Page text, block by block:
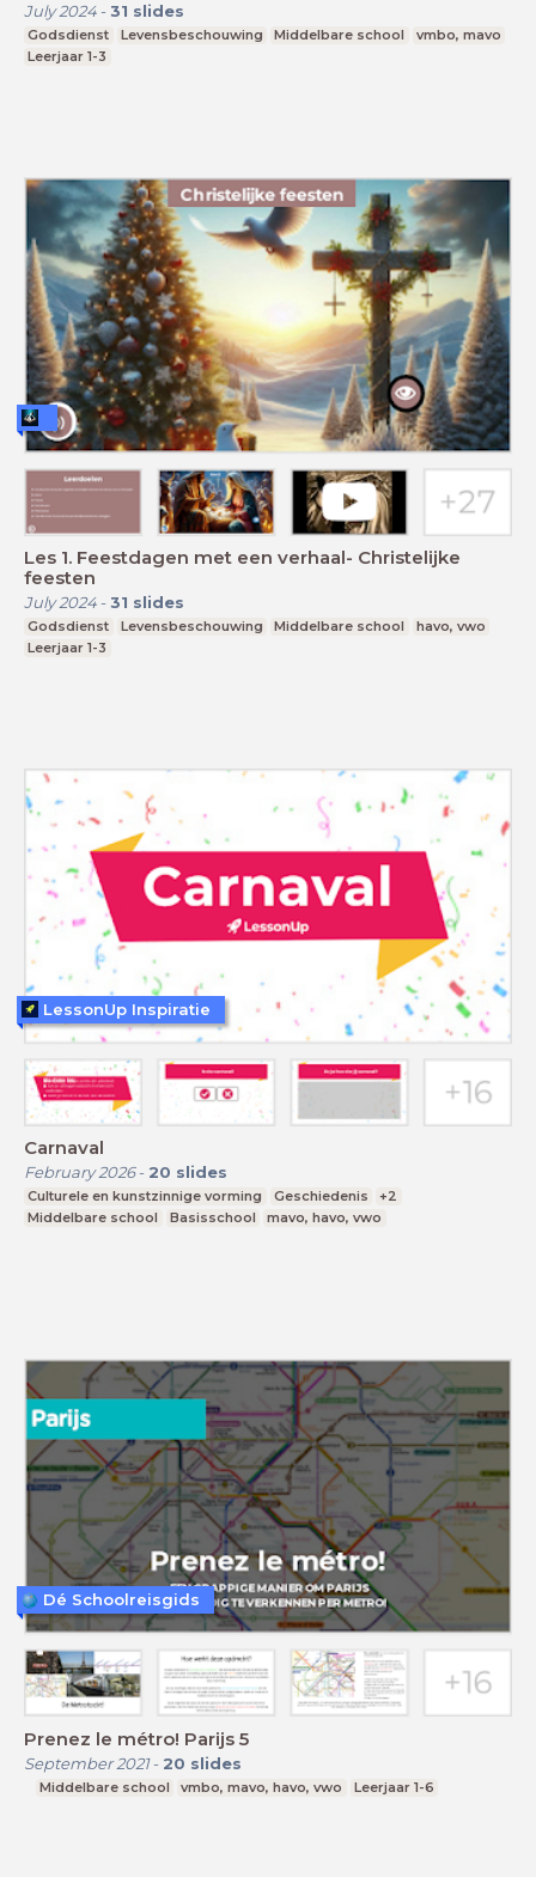
July 2024- 31 slides
Godsdienst Levensbeschouwing Middelbare school
vmbo, mavo
Leerjaar 1-3
Les 1. Feestdagen met een verhaal- Christelijke
feesten
July 2024- 31 slides
Godsdienst Levensbeschouwing Middelbare school
havo, vwo
Leerjaar 1-3
Carnaval
February 2026- 20 slides
Culturele en kunstzinnige vorming Geschiedenis
+2
Middelbare school
Basisschool mavo, havo, vwo
LessonUp Inspiratie
Prenez le métro! Parijs 5
September 2021- 20 slides
Middelbare school vmbo, mavo, havo, vwo Leerjaar 1-6
Dé Schoolreisgids